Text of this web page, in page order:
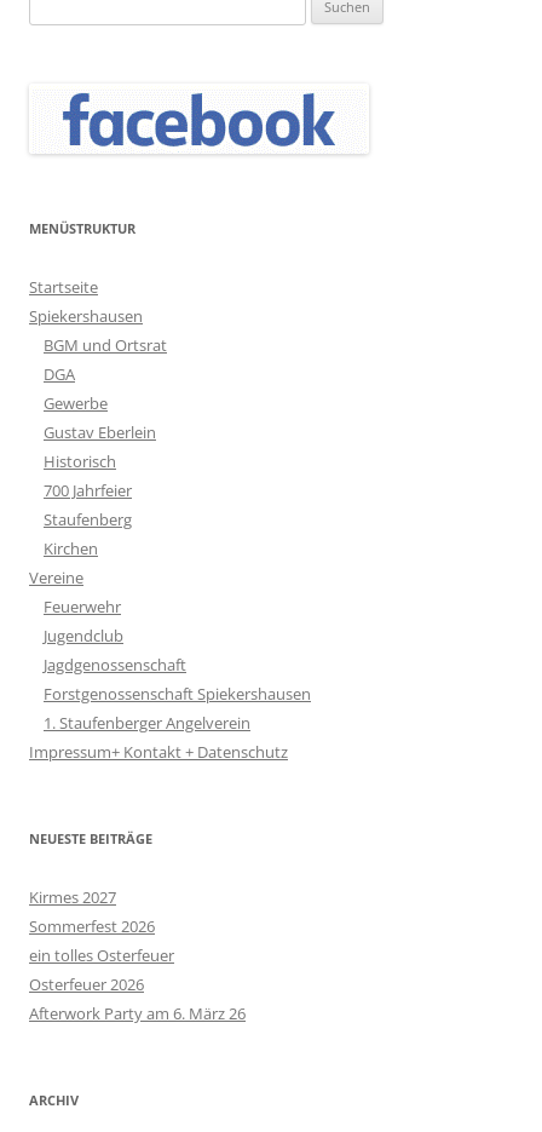
nach:
MENÜSTRUKTUR
Startseite
Spiekershausen
BGM und Ortsrat
DGA
Gewerbe
Gustav Eberlein
Historisch
700 Jahrfeier
Staufenberg
Kirchen
Vereine
Feuerwehr
Jugendclub
Jagdgenossenschaft
Forstgenossenschaft Spiekershausen
1. Staufenberger Angelverein
Impressum+ Kontakt + Datenschutz
NEUESTE BEITRÄGE
Kirmes 2027
Sommerfest 2026
ein tolles Osterfeuer
Osterfeuer 2026
Afterwork Party am 6. März 26
ARCHIV